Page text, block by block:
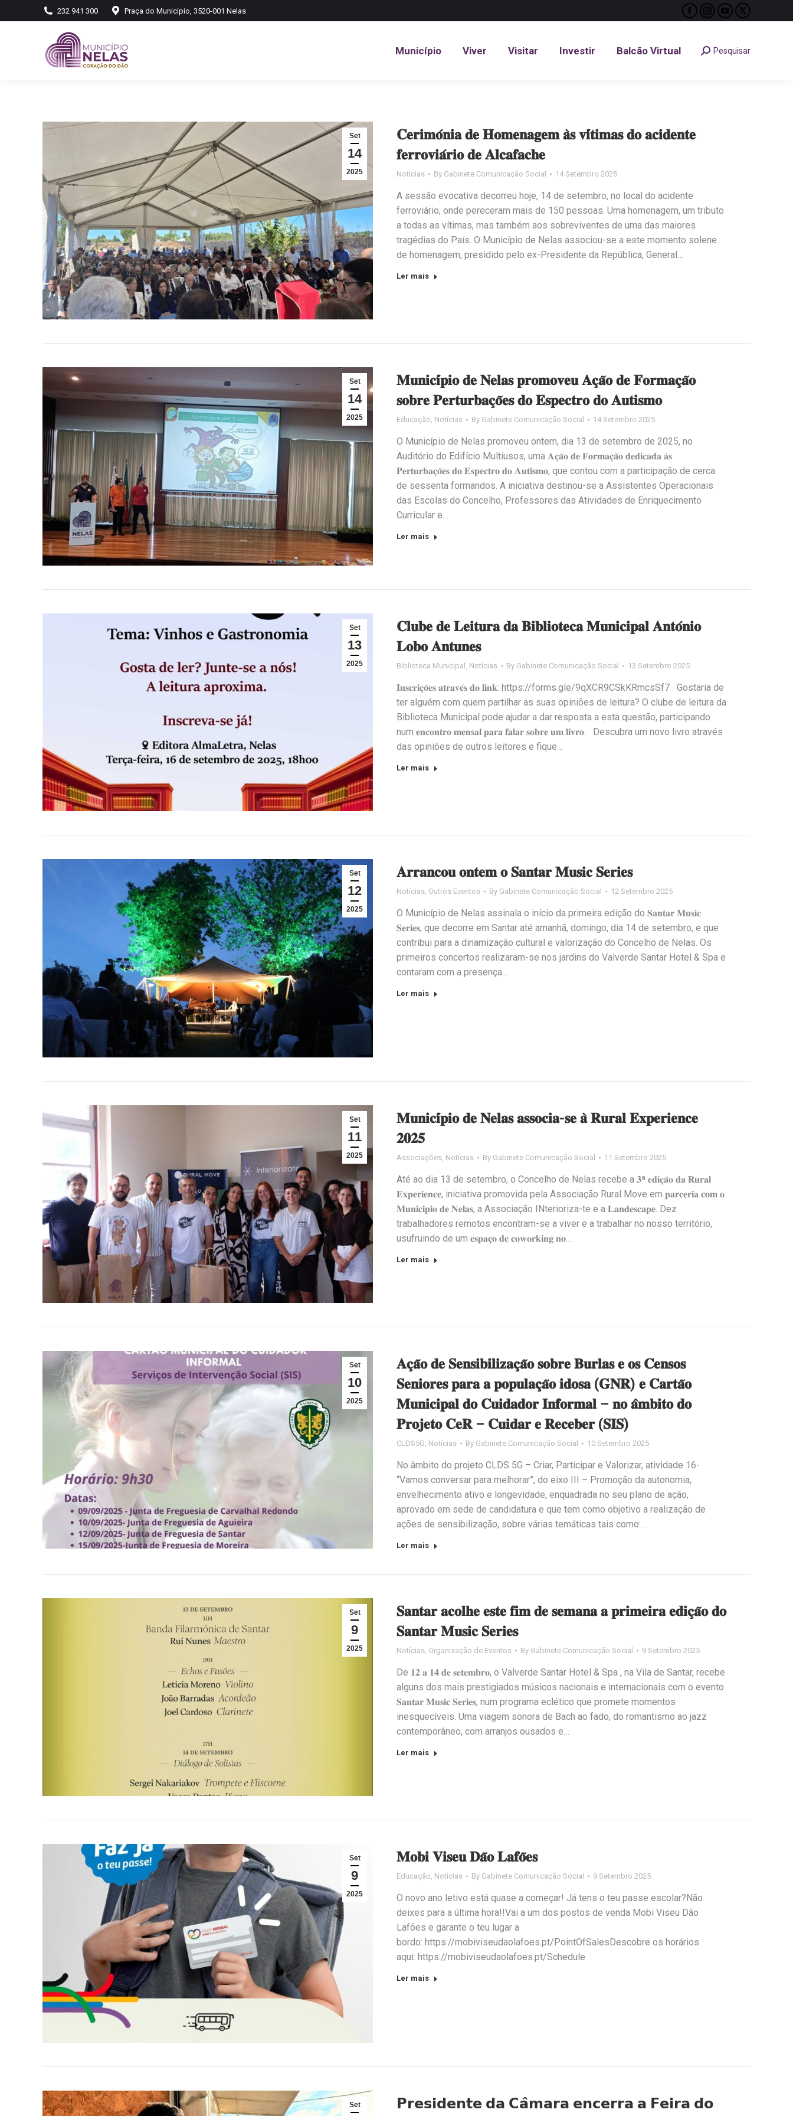
232 941 300 Praça do Municipio, 3520-001 Nelas
Facebook
opens
Instagram
opens
YouTube
opens
X
opens
Município Viver Visitar Investir Balcão Virtual Search:Pesquisar
Set
14
2025
𝐂𝐞𝐫𝐢𝐦𝐨́𝐧𝐢𝐚 𝐝𝐞 𝐇𝐨𝐦𝐞𝐧𝐚𝐠𝐞𝐦 𝐚̀𝐬 𝐯𝐢́𝐭𝐢𝐦𝐚𝐬 𝐝𝐨 𝐚𝐜𝐢𝐝𝐞𝐧𝐭𝐞
𝐟𝐞𝐫𝐫𝐨𝐯𝐢𝐚́𝐫𝐢𝐨 𝐝𝐞 𝐀𝐥𝐜𝐚𝐟𝐚𝐜𝐡𝐞
Notícias By Gabinete Comunicação Social 14 Setembro 2025
A sessão evocativa decorreu hoje, 14 de setembro, no local do acidente
ferroviário, onde pereceram mais de 150 pessoas. Uma homenagem, um tributo
a todas as vítimas, mas também aos sobreviventes de uma das maiores
tragédias do País. O Município de Nelas associou-se a este momento solene
de homenagem, presidido pelo ex-Presidente da República, General…
Ler mais
Set
14
2025
𝐌𝐮𝐧𝐢𝐜𝐢́𝐩𝐢𝐨 𝐝𝐞 𝐍𝐞𝐥𝐚𝐬 𝐩𝐫𝐨𝐦𝐨𝐯𝐞𝐮 𝐀𝐜̧𝐚̃𝐨 𝐝𝐞 𝐅𝐨𝐫𝐦𝐚𝐜̧𝐚̃𝐨
𝐬𝐨𝐛𝐫𝐞 𝐏𝐞𝐫𝐭𝐮𝐫𝐛𝐚𝐜̧𝐨̃𝐞𝐬 𝐝𝐨 𝐄𝐬𝐩𝐞𝐜𝐭𝐫𝐨 𝐝𝐨 𝐀𝐮𝐭𝐢𝐬𝐦𝐨
Educação, Notícias By Gabinete Comunicação Social 14 Setembro 2025
O Município de Nelas promoveu ontem, dia 13 de setembro de 2025, no
Auditório do Edifício Multiusos, uma 𝐀𝐜̧𝐚̃𝐨 𝐝𝐞 𝐅𝐨𝐫𝐦𝐚𝐜̧𝐚̃𝐨 𝐝𝐞𝐝𝐢𝐜𝐚𝐝𝐚 𝐚̀𝐬
𝐏𝐞𝐫𝐭𝐮𝐫𝐛𝐚𝐜̧𝐨̃𝐞𝐬 𝐝𝐨 𝐄𝐬𝐩𝐞𝐜𝐭𝐫𝐨 𝐝𝐨 𝐀𝐮𝐭𝐢𝐬𝐦𝐨, que contou com a participação de cerca
de sessenta formandos. A iniciativa destinou-se a Assistentes Operacionais
das Escolas do Concelho, Professores das Atividades de Enriquecimento
Curricular e…
Ler mais
Set
13
2025
𝐂𝐥𝐮𝐛𝐞 𝐝𝐞 𝐋𝐞𝐢𝐭𝐮𝐫𝐚 𝐝𝐚 𝐁𝐢𝐛𝐥𝐢𝐨𝐭𝐞𝐜𝐚 𝐌𝐮𝐧𝐢𝐜𝐢𝐩𝐚𝐥 𝐀𝐧𝐭𝐨́𝐧𝐢𝐨
𝐋𝐨𝐛𝐨 𝐀𝐧𝐭𝐮𝐧𝐞𝐬
Biblioteca Municipal Notícias By Gabinete Comunicação Social 13 Setembro 2025
𝐈𝐧𝐬𝐜𝐫𝐢𝐜̧𝐨̃𝐞𝐬 𝐚𝐭𝐫𝐚𝐯𝐞́𝐬 𝐝𝐨 𝐥𝐢𝐧𝐤: https://forms.gle/9qXCR9CSkKRmcsSf7 Gostaria de
ter alguém com quem partilhar as suas opiniões de leitura? O clube de leitura da
Biblioteca Municipal pode ajudar a dar resposta a esta questão, participando
num 𝐞𝐧𝐜𝐨𝐧𝐭𝐫𝐨 𝐦𝐞𝐧𝐬𝐚𝐥 𝐩𝐚𝐫𝐚 𝐟𝐚𝐥𝐚𝐫 𝐬𝐨𝐛𝐫𝐞 𝐮𝐦 𝐥𝐢𝐯𝐫𝐨. Descubra um novo livro através
das opiniões de outros leitores e fique…
Ler mais
Set
12
2025
𝐀𝐫𝐫𝐚𝐧𝐜𝐨𝐮 𝐨𝐧𝐭𝐞𝐦 𝐨 𝐒𝐚𝐧𝐭𝐚𝐫 𝐌𝐮𝐬𝐢𝐜 𝐒𝐞𝐫𝐢𝐞𝐬
Notícias, Outros Eventos By Gabinete Comunicação Social 12 Setembro 2025
O Município de Nelas assinala o início da primeira edição do 𝐒𝐚𝐧𝐭𝐚𝐫 𝐌𝐮𝐬𝐢𝐜
𝐒𝐞𝐫𝐢𝐞𝐬, que decorre em Santar até amanhã, domingo, dia 14 de setembro, e que
contribui para a dinamização cultural e valorização do Concelho de Nelas. Os
primeiros concertos realizaram-se nos jardins do Valverde Santar Hotel & Spa e
contaram com a presença…
Ler mais
Set
11
2025
𝐌𝐮𝐧𝐢𝐜𝐢́𝐩𝐢𝐨 𝐝𝐞 𝐍𝐞𝐥𝐚𝐬 𝐚𝐬𝐬𝐨𝐜𝐢𝐚-𝐬𝐞 𝐚̀ 𝐑𝐮𝐫𝐚𝐥 𝐄𝐱𝐩𝐞𝐫𝐢𝐞𝐧𝐜𝐞
𝟐𝟎𝟐𝟓
Associações Notícias By Gabinete Comunicação Social 11 Setembro 2025
Até ao dia 13 de setembro, o Concelho de Nelas recebe a 𝟑ª 𝐞𝐝𝐢𝐜̧𝐚̃𝐨 𝐝𝐚 𝐑𝐮𝐫𝐚𝐥
𝐄𝐱𝐩𝐞𝐫𝐢𝐞𝐧𝐜𝐞, iniciativa promovida pela Associação Rural Move em 𝐩𝐚𝐫𝐜𝐞𝐫𝐢𝐚 𝐜𝐨𝐦 𝐨
𝐌𝐮𝐧𝐢𝐜𝐢́𝐩𝐢𝐨 𝐝𝐞 𝐍𝐞𝐥𝐚𝐬, a Associação INterioriza-te e a 𝐋𝐚𝐧𝐝𝐞𝐬𝐜𝐚𝐩𝐞. Dez
trabalhadores remotos encontram-se a viver e a trabalhar no nosso território,
usufruindo de um 𝐞𝐬𝐩𝐚𝐜̧𝐨 𝐝𝐞 𝐜𝐨𝐰𝐨𝐫𝐤𝐢𝐧𝐠 𝐧𝐨…
Ler mais
Set
10
2025
𝐀𝐜̧𝐚̃𝐨 𝐝𝐞 𝐒𝐞𝐧𝐬𝐢𝐛𝐢𝐥𝐢𝐳𝐚𝐜̧𝐚̃𝐨 𝐬𝐨𝐛𝐫𝐞 𝐁𝐮𝐫𝐥𝐚𝐬 𝐞 𝐨𝐬 𝐂𝐞𝐧𝐬𝐨𝐬
𝐒𝐞𝐧𝐢𝐨𝐫𝐞𝐬 𝐩𝐚𝐫𝐚 𝐚 𝐩𝐨𝐩𝐮𝐥𝐚𝐜̧𝐚̃𝐨 𝐢𝐝𝐨𝐬𝐚 (𝐆𝐍𝐑) 𝐞 𝐂𝐚𝐫𝐭𝐚̃𝐨
𝐌𝐮𝐧𝐢𝐜𝐢𝐩𝐚𝐥 𝐝𝐨 𝐂𝐮𝐢𝐝𝐚𝐝𝐨𝐫 𝐈𝐧𝐟𝐨𝐫𝐦𝐚𝐥 – 𝐧𝐨 𝐚̂𝐦𝐛𝐢𝐭𝐨 𝐝𝐨
𝐏𝐫𝐨𝐣𝐞𝐭𝐨 𝐂𝐞𝐑 – 𝐂𝐮𝐢𝐝𝐚𝐫 𝐞 𝐑𝐞𝐜𝐞𝐛𝐞𝐫 (𝐒𝐈𝐒)
CLDS5G, Notícias By Gabinete Comunicação Social 10 Setembro 2025
No âmbito do projeto CLDS 5G – Criar, Participar e Valorizar, atividade 16-
“Vamos conversar para melhorar”, do eixo III – Promoção da autonomia,
envelhecimento ativo e longevidade, enquadrada no seu plano de ação,
aprovado em sede de candidatura e que tem como objetivo a realização de
ações de sensibilização, sobre várias temáticas tais como:…
Ler mais
Set
9
2025
𝐒𝐚𝐧𝐭𝐚𝐫 𝐚𝐜𝐨𝐥𝐡𝐞 𝐞𝐬𝐭𝐞 𝐟𝐢𝐦 𝐝𝐞 𝐬𝐞𝐦𝐚𝐧𝐚 𝐚 𝐩𝐫𝐢𝐦𝐞𝐢𝐫𝐚 𝐞𝐝𝐢𝐜̧𝐚̃𝐨 𝐝𝐨
𝐒𝐚𝐧𝐭𝐚𝐫 𝐌𝐮𝐬𝐢𝐜 𝐒𝐞𝐫𝐢𝐞𝐬
Notícias, Organização de Eventos By Gabinete Comunicação Social 9 Setembro 2025
De 𝟏𝟐 𝐚 𝟏𝟒 𝐝𝐞 𝐬𝐞𝐭𝐞𝐦𝐛𝐫𝐨, o Valverde Santar Hotel & Spa , na Vila de Santar, recebe
alguns dos mais prestigiados músicos nacionais e internacionais com o evento
𝐒𝐚𝐧𝐭𝐚𝐫 𝐌𝐮𝐬𝐢𝐜 𝐒𝐞𝐫𝐢𝐞𝐬, num programa eclético que promete momentos
inesquecíveis. Uma viagem sonora de Bach ao fado, do romantismo ao jazz
contemporâneo, com arranjos ousados e…
Ler mais
Set
9
2025
𝐌𝐨𝐛𝐢 𝐕𝐢𝐬𝐞𝐮 𝐃𝐚̃𝐨 𝐋𝐚𝐟𝐨̃𝐞𝐬
Educação, Notícias By Gabinete Comunicação Social 9 Setembro 2025
O novo ano letivo está quase a começar! Já tens o teu passe escolar?Não
deixes para a última hora!!Vai a um dos postos de venda Mobi Viseu Dão
Lafões e garante o teu lugar a
bordo: https://mobiviseudaolafoes.pt/PointOfSalesDescobre os horários
aqui: https://mobiviseudaolafoes.pt/Schedule
Ler mais
Set
𝗣𝗿𝗲𝘀𝗶𝗱𝗲𝗻𝘁𝗲 𝗱𝗮 𝗖𝗮̂𝗺𝗮𝗿𝗮 𝗲𝗻𝗰𝗲𝗿𝗿𝗮 𝗮 𝗙𝗲𝗶𝗿𝗮 𝗱𝗼
Município Viver Visitar Investir Balcão Virtual Search:
Pesquisar